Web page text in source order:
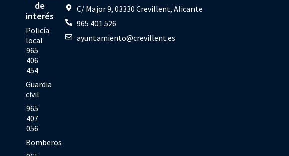
de
interés
Policía
local
965
406
454
Guardia
civil
965
407
056
Bomberos
C/ Major 9, 03330 Crevillent, Alicante
965 401 526
ayuntamiento@crevillent.es